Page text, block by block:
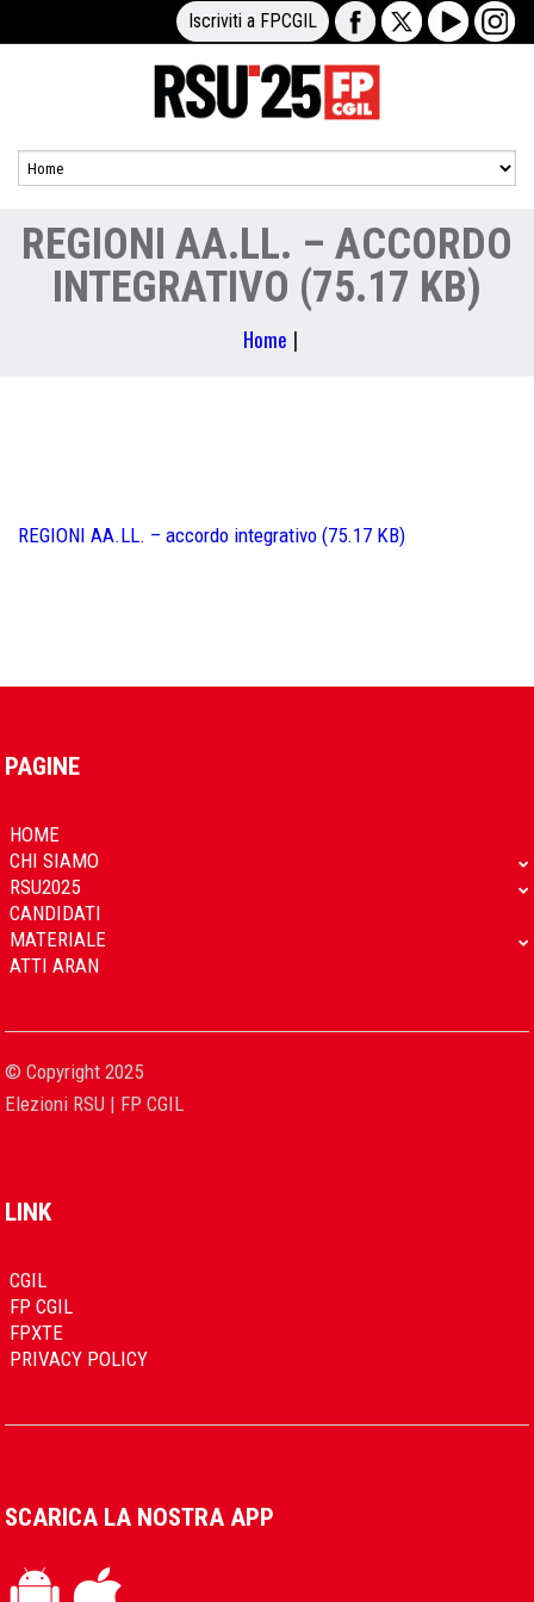
Iscriviti a FPCGIL
REGIONI AA.LL. – ACCORDO
INTEGRATIVO (75.17 KB)
Home |
REGIONI AA.LL. – accordo integrativo (75.17 KB)
PAGINE
HOME
CHI SIAMO
RSU2025
CANDIDATI
MATERIALE
ATTI ARAN
© Copyright 2025
Elezioni RSU | FP CGIL
LINK
CGIL
FP CGIL
FPXTE
PRIVACY POLICY
SCARICA LA NOSTRA APP